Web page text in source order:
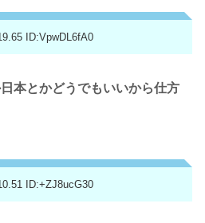
ID:VpwDL6fA0
本とかどうでもいいから仕方
ID:+ZJ8ucG30